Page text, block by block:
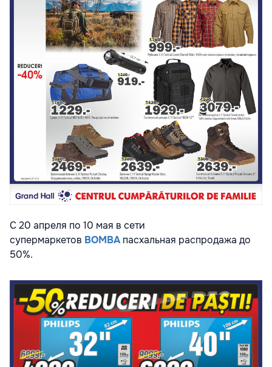
С 20 апреля по 10 мая в сети
супермаркетов BOMBAпасхальная распродажа до
50%.